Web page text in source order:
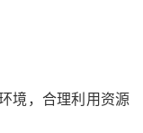
，合理利用资源